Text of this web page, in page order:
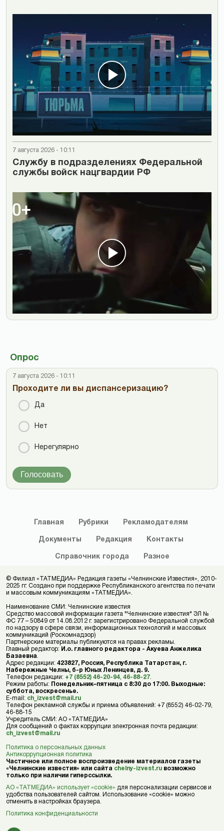
7 августа 2026 - 10:11
Cлужбу в подразделениях Федеральной
службы войск нацгвардии РФ
Опрос
7 августа 2026 - 10:11
Проходите ли вы диспансеризацию?
Да
Нет
Нерегулярно
Голосовать
Главная Рубрики Рекламодателям
Документы Редакция Контакты
Справочник города Разное
© Филиал «ТАТМЕДИА» Редакция газеты «Челнинские Известия», 2010-
2025 гг. Создано при поддержке Республиканского агентства по печати
и массовым коммуникациям «ТАТМЕДИА».
Наименование СМИ: Челнинские известия
Средство массовой информации газета "Челнинские известия" ЭЛ №
ФС 77 – 50849 от 14.08.2012 г. зарегистрировано Федеральной службой
по надзору в сфере связи, информационных технологий и массовых
коммуникаций (Роскомнадзор)
Партнерские материалы публикуются на правах рекламы.
Главный редактор: И.о. главного редактора - Акуева Анжелика
Базаевна
Адрес редакции: 423827, Россия, Республика Татарстан, г.
Набережные Челны, б-р Юных Ленинцев, д. 9.
Телефон редакции: +7 (8552) 46-20-94 46-88-27
Режим работы: Понедельник–пятница с 8:30 до 17:00. Выходные:
суббота, воскресенье.
E-mail: ch_izvest@mail.ru
Телефон рекламной службы и приема объявлений: +7 (8552) 46-02-79,
46-88-15
Учредитель СМИ: АО «ТАТМЕДИА»
Для сообщений о фактах коррупции электронная почта редакции:
ch_izvest@mail.ru
Политика о персональных данных
Антикоррупционная политика
Частичное или полное воспроизведение материалов газеты
«Челнинские известия» или сайта chelny-izvest.ru возможно
только при наличии гиперссылки.
АО «ТАТМЕДИА» использует «cookie» для персонализации сервисов и
удобства пользователей сайтом. Использование «cookie» можно
отменить в настройках браузера.
Политика конфиденциальности